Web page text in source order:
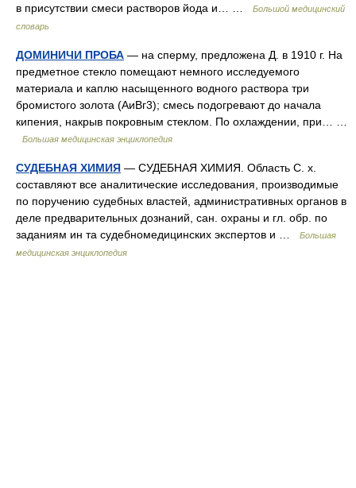
в присутствии смеси растворов йода и… …
Большой медицинский
словарь
ДОМИНИЧИ ПРОБА — на сперму, предложена Д. в 1910 г. На
предметное стекло помещают немного исследуемого
материала и каплю насыщенного водного раствора три
бромистого золота (АиВг3); смесь подогревают до начала
кипения, накрыв покровным стеклом. По охлаждении, при… …
Большая медицинская энциклопедия
СУДЕБНАЯ ХИМИЯ — СУДЕБНАЯ ХИМИЯ. Область С. х.
составляют все аналитические исследования, производимые
по поручению судебных властей, административных органов в
деле предварительных дознаний, сан. охраны и гл. обр. по
заданиям ин та судебномедицинских экспертов и …
Большая
медицинская энциклопедия